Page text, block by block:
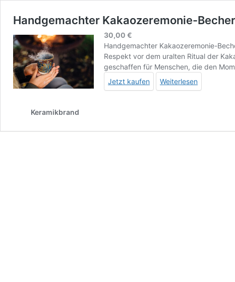
Handgemachter Kakaozeremonie-Becher
30,00 €
Handgemachter Kakaozeremonie-
Respekt vor dem uralten Ritual der
geschaffen für Menschen, die den
Jetzt kaufen
Weiterlesen
Keramikbrand